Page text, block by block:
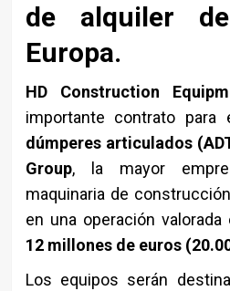
de alquiler
Europa.
HD Construction
importante contrato
dúmperes articulados
Group, la mayor
maquinaria de
en una operación valorada
12 millones de euros
Los equipos serán